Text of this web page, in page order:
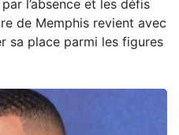
l’absence et les défis
de Memphis revient avec
sa place parmi les figures